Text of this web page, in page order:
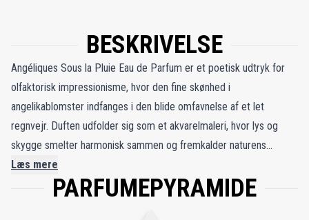
BESKRIVELSE
Angéliques Sous la Pluie Eau de Parfum er et poetisk udtryk for
olfaktorisk impressionisme, hvor den fine skønhed i
angelikablomster indfanges i den blide omfavnelse af et let
regnvejr. Duften udfolder sig som et akvarelmaleri, hvor lys og
skygge smelter harmonisk sammen og fremkalder naturens
skrøbelige ynde i flygtige øjeblikke. De bløde florale noter af
angelika flettes sammen med den livlige gnist fra enebær, den
Læs mere
PARFUMEPYRAMIDE